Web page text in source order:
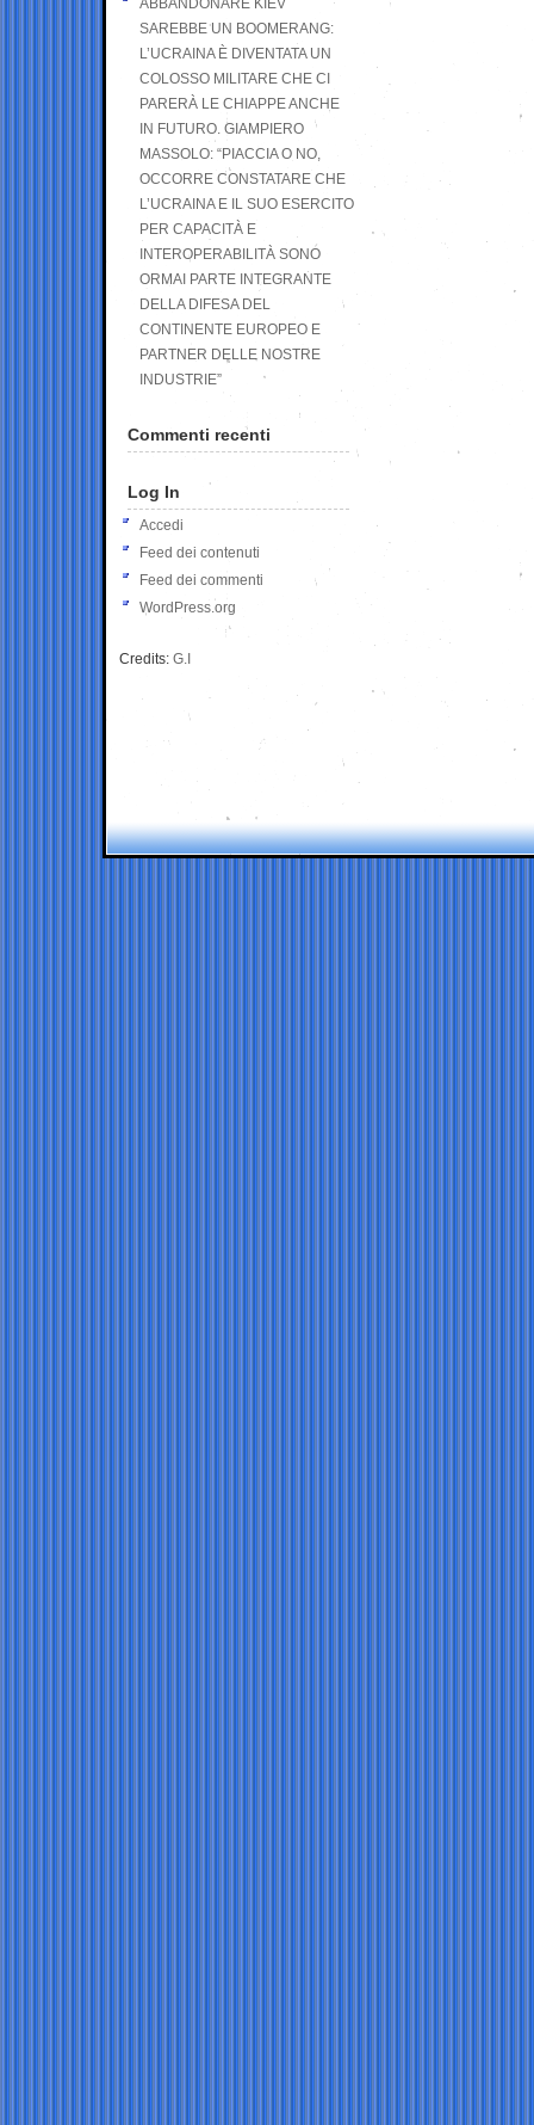
ABBANDONARE KIEV
SAREBBE UN BOOMERANG:
L’UCRAINA È DIVENTATA UN
COLOSSO MILITARE CHE CI
PARERÀ LE CHIAPPE ANCHE
IN FUTURO. GIAMPIERO
MASSOLO: “PIACCIA O NO,
OCCORRE CONSTATARE CHE
L’UCRAINA E IL SUO ESERCITO
PER CAPACITÀ E
INTEROPERABILITÀ SONO
ORMAI PARTE INTEGRANTE
DELLA DIFESA DEL
CONTINENTE EUROPEO E
PARTNER DELLE NOSTRE
INDUSTRIE”
Commenti recenti
Log In
Accedi
Feed dei contenuti
Feed dei commenti
WordPress.org
Credits: G.I